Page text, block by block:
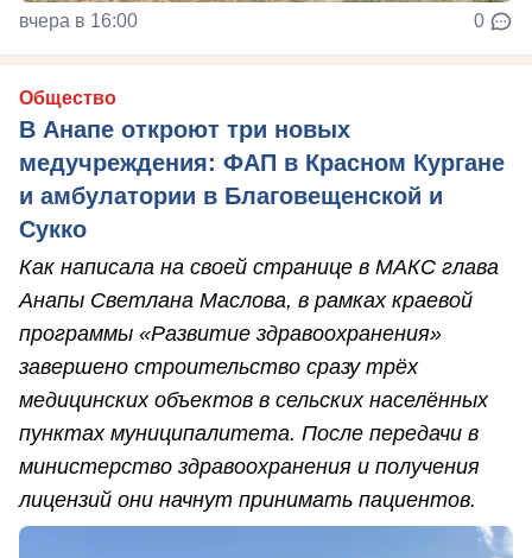
вчера в 16:00 0
Общество
В Анапе откроют три новых
медучреждения: ФАП в Красном Кургане
и амбулатории в Благовещенской и
Сукко
Как написала на своей странице в МАКС глава
Анапы Светлана Маслова, в рамках краевой
программы «Развитие здравоохранения»
завершено строительство сразу трёх
медицинских объектов в сельских населённых
пунктах муниципалитета. После передачи в
министерство здравоохранения и получения
лицензий они начнут принимать пациентов.